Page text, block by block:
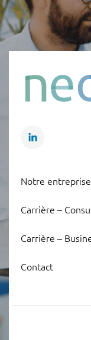
Notre entreprise
Carrière –
Carrière –
Contact